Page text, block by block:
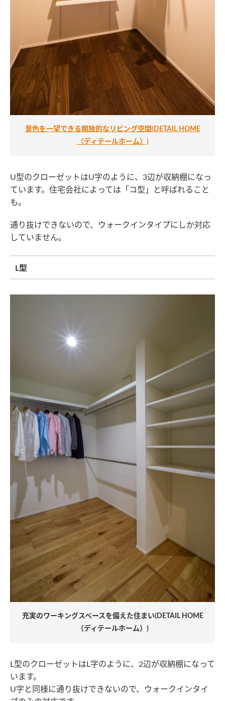
景色を一望できる開放的なリビング空間(DETAIL HOME
（ディテールホーム）)
U型のクローゼットはU字のように、3辺が収納棚になっ
ています。住宅会社によっては「コ型」と呼ばれること
も。
通り抜けできないので、ウォークインタイプにしか対応
していません。
L型
充実のワーキングスペースを備えた住まい(DETAIL HOME
（ディテールホーム）)
L型のクローゼットはL字のように、2辺が収納棚になって
います。
U字と同様に通り抜けできないので、ウォークインタイ